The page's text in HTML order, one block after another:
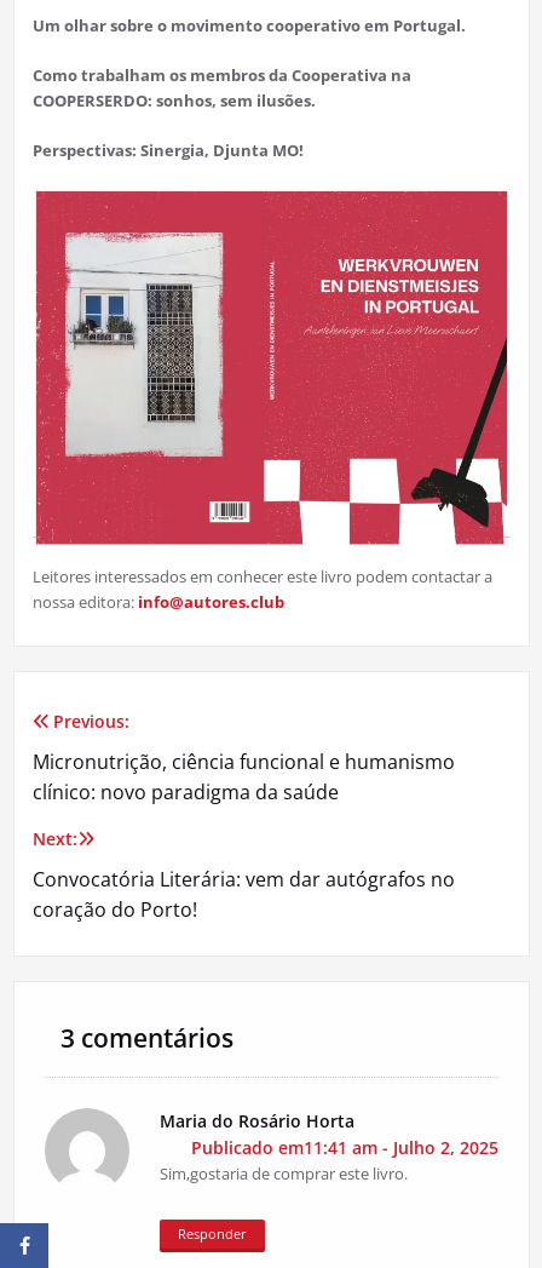
Um olhar sobre o movimento cooperativo em Portugal.
Como trabalham os membros da Cooperativa na
COOPERSERDO: sonhos, sem ilusões.
Perspectivas: Sinergia, Djunta MO!
Leitores interessados em conhecer este livro podem contactar a
nossa editora: info@autores.club
Navegação
de
artigos
Previous:
Micronutrição, ciência funcional e humanismo
clínico: novo paradigma da saúde
Next:
Convocatória Literária: vem dar autógrafos no
coração do Porto!
3 comentários
Maria do Rosário Horta
Publicado em11:41 am - Julho 2, 2025
Sim,gostaria de comprar este livro.
Responder